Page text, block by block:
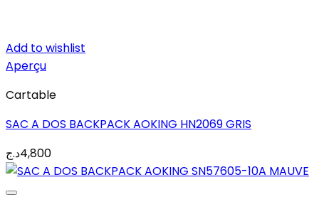
Add to wishlist
Aperçu
Cartable
SAC A DOS BACKPACK AOKING HN2069 GRIS
4,800د.ج